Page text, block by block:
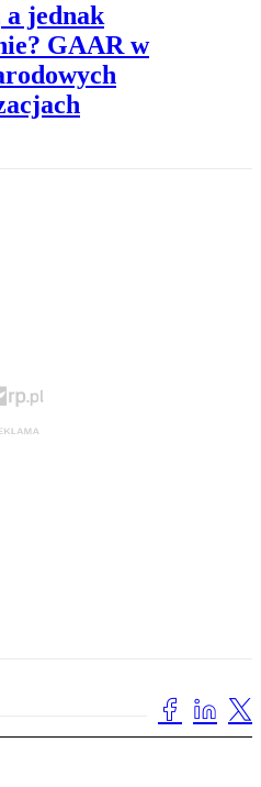
a jednak
GAAR w